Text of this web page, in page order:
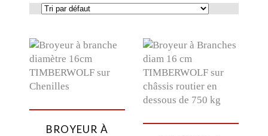
Bois
Catégories de produits
BROYEUR À